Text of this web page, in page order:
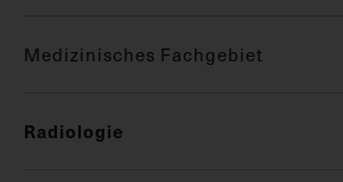
Medizinisches Fachgebiet
Radiologie